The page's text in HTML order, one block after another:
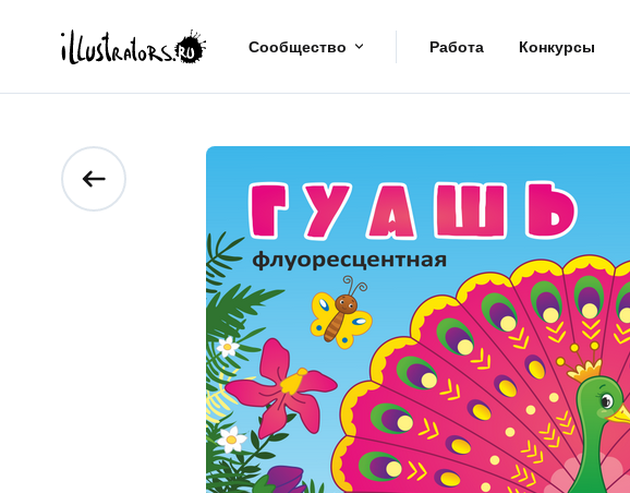
Сообщество Работа Конкурсы